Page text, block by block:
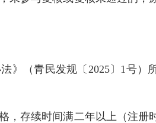
》（青民发规〔2025〕1号）
，存续时间满二年以上（注册